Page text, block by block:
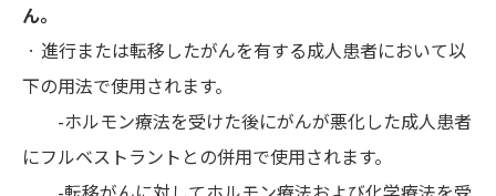
ん。
· 進行または転移したがんを有する成人患者において以
下の用法で使用されます。
-ホルモン療法を受けた後にがんが悪化した成人患者
にフルベストラントとの併用で使用されます。